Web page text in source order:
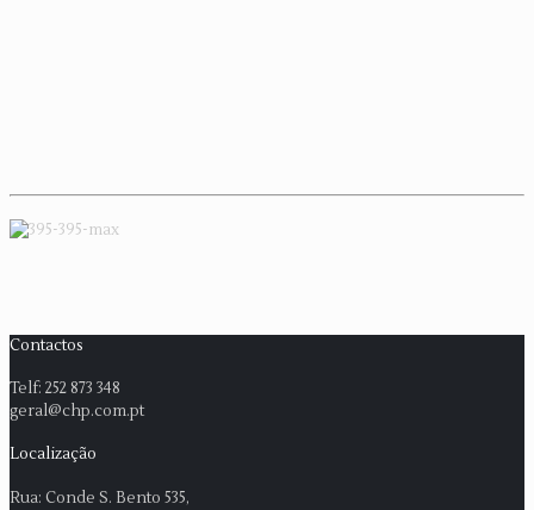
Contactos
Telf: 252 873 348
geral@chp.com.pt
Localização
Rua: Conde S. Bento 535,